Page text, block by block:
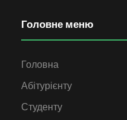
Головне меню
Головна
Абітурієнту
Студенту